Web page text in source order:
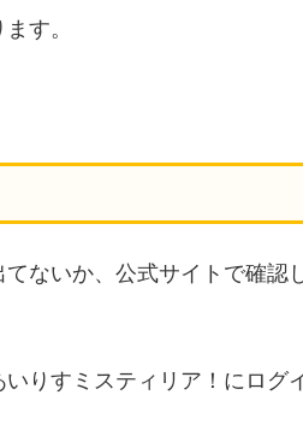
す。
ないか、公式サイトで確認
りすミスティリア！にログ